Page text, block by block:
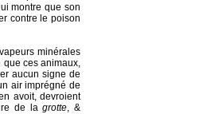
montre que son
contre le poison
minérales
que ces animaux,
aucun signe de
air imprégné de
avoit, devroient
de lagrotte, &